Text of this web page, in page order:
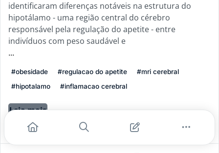
identificaram diferenças notáveis na estrutura do
hipotálamo - uma região central do cérebro
responsável pela regulação do apetite - entre
indivíduos com peso saudável e
...
#obesidade #regulacao do apetite
#mri cerebral
#hipotalamo
#inflamacao cerebral
Leia mais